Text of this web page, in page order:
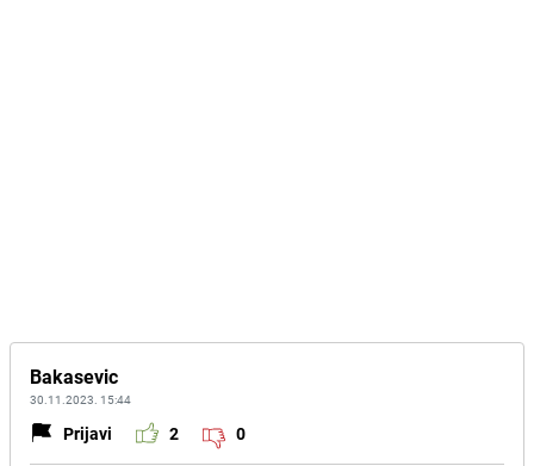
Bakasevic
30.11.2023. 15:44
Prijavi 2 0